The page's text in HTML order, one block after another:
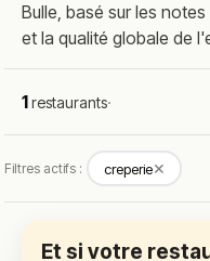
Bulle, basé sur les
et la qualité globale de
1restaurants·
Filtres actifs : creperie✕
Et si votre